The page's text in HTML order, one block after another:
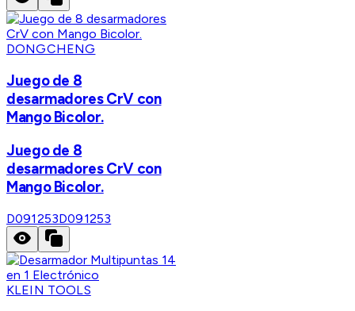
DONGCHENG
Juego de 8
desarmadores CrV con
Mango Bicolor.
Juego de 8
desarmadores CrV con
Mango Bicolor.
D091253D091253
KLEIN TOOLS